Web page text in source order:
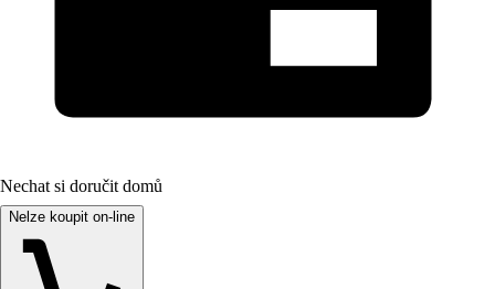
Nechat si doručit domů
Nelze koupit on-line